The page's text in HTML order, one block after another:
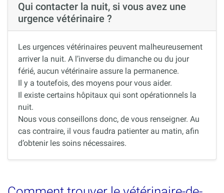
Qui contacter la nuit, si vous avez une
urgence vétérinaire ?
Les urgences vétérinaires peuvent malheureusement
arriver la nuit. A l’inverse du dimanche ou du jour
férié, aucun vétérinaire assure la permanence.
Il y a toutefois, des moyens pour vous aider.
Il existe certains hôpitaux qui sont opérationnels la
nuit.
Nous vous conseillons donc, de vous renseigner. Au
cas contraire, il vous faudra patienter au matin, afin
d’obtenir les soins nécessaires.